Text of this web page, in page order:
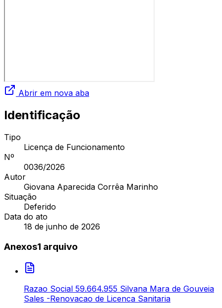
Abrir em nova aba
Identificação
Tipo
Licença de Funcionamento
Nº
0036/2026
Autor
Giovana Aparecida Corrêa Marinho
Situação
Deferido
Data do ato
18 de junho de 2026
Anexos1 arquivo
Razao Social 59.664.955 Silvana Mara de Gouveia
Sales -Renovacao de Licenca Sanitaria